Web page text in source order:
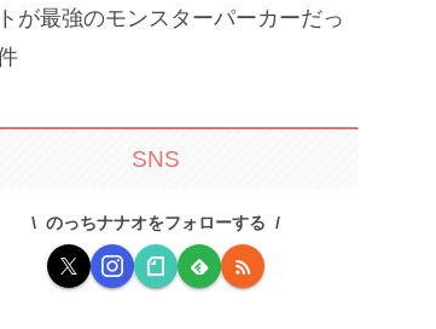
が最強のモンスターパーカーだっ
SNS
のっちナナオをフォローする